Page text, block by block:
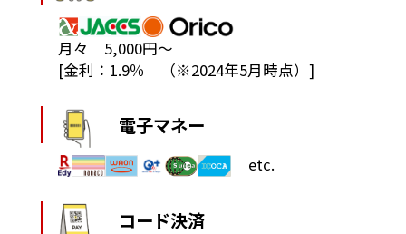
月々 5,000円～
[金利：1.9％ （※2024年5月時点）]
電子マネー
etc.
コード決済